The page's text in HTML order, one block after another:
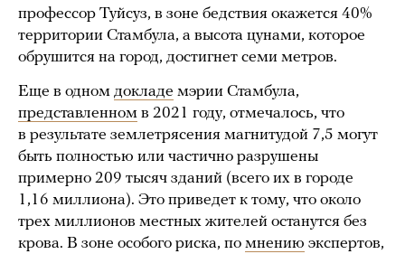
профессор Туйсуз, в зоне бедствия окажется 40%
территории Стамбула, а высота цунами, которое
обрушится на город, достигнет семи метров.
Еще в одном докладе мэрии Стамбула,
представленном в 2021 году, отмечалось, что
в результате землетрясения магнитудой 7,5 могут
быть полностью или частично разрушены
примерно 209 тысяч зданий (всего их в городе
1,16 миллиона). Это приведет к тому, что около
трех миллионов местных жителей останутся без
крова. В зоне особого риска, по мнению экспертов,